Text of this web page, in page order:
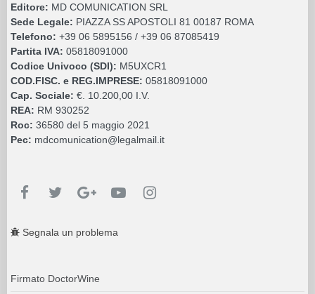
Editore: MD COMUNICATION SRL
Sede Legale: PIAZZA SS APOSTOLI 81 00187 ROMA
Telefono: +39 06 5895156 / +39 06 87085419
Partita IVA: 05818091000
Codice Univoco (SDI): M5UXCR1
COD.FISC. e REG.IMPRESE: 05818091000
Cap. Sociale: €. 10.200,00 I.V.
REA: RM 930252
Roc: 36580 del 5 maggio 2021
Pec: mdcomunication@legalmail.it
Segnala un problema
Firmato DoctorWine